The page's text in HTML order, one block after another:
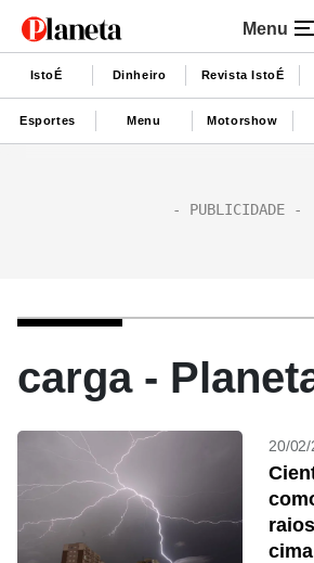
Menu
IstoÉ Dinheiro Revista IstoÉ
Esportes Menu Motorshow
carga -
20/
cima